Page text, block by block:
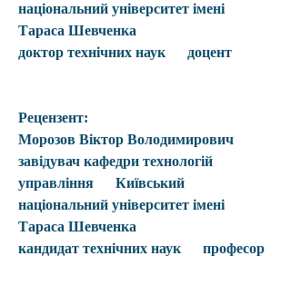
національний університет імені
Тараса Шевченка
доктор технічних наук      доцент
Рецензент:
Морозов Віктор Володимирович
завідувач кафедри технологій
управління      Київський
національний університет імені
Тараса Шевченка
кандидат технічних наук      професор